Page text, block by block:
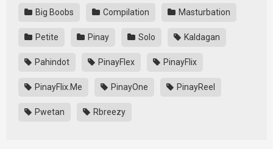
Big Boobs Compilation Masturbation
Petite Pinay Solo Kaldagan
Pahindot PinayFlex PinayFlix
PinayFlix.Me PinayOne PinayReel
Pwetan Rbreezy